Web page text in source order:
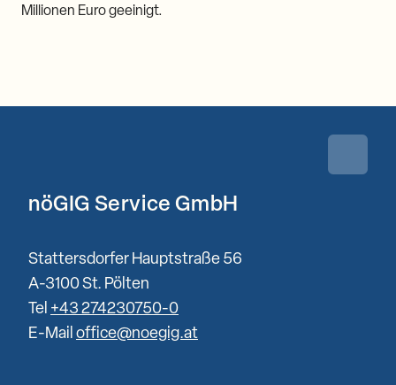
Millionen Euro geeinigt.
nöGIG Service GmbH
Stattersdorfer Hauptstraße 56
A-3100 St. Pölten
Tel +43 274230750-0
E-Mail office@noegig.at